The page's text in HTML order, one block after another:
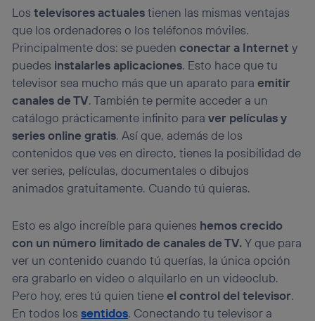
Lostelevisores actualestienen las mismas ventajas
que los ordenadores o los teléfonos móviles.
Principalmente dos: se puedenconectar a Internet y
puedes instalarles aplicaciones. Esto hace que tu
televisor sea mucho más que un aparato paraemitir
canales de TV. También te permite acceder a un
catálogo prácticamente infinito paraver películas y
series online gratis. Así que, además de los
contenidos que ves en directo, tienes la posibilidad de
ver series, películas, documentales o dibujos
animados gratuitamente. Cuando tú quieras.
Esto es algo increíble para quienes hemos crecido
con un número limitado de canales de TV.Y que para
ver un contenido cuando tú querías, la única opción
era grabarlo en video o alquilarlo en un videoclub.
Pero hoy, eres tú quien tieneel control del televisor.
En todos lossentidos. Conectando tu televisor a